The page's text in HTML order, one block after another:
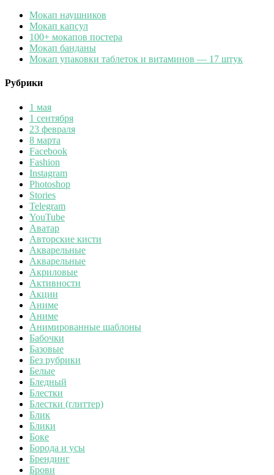
Мокап наушников
Мокап капсул
100+ мокапов постера
Мокап банданы
Мокап упаковки таблеток и витаминов — 17 штук
Рубрики
1 мая
1 сентября
23 февраля
8 марта
Facebook
Fashion
Instagram
Photoshop
Stories
Telegram
YouTube
Аватар
Авторские кисти
Акварельные
Акварельные
Акриловые
Активности
Акции
Аниме
Аниме
Анимированные шаблоны
Бабочки
Базовые
Без рубрики
Белые
Бледный
Блестки
Блестки (глиттер)
Блик
Блики
Боке
Борода и усы
Брендинг
Брови